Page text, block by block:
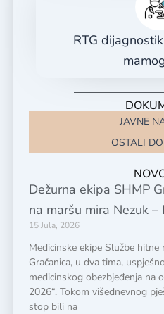
RTG
JAVNE
OSTALI
Dežurna ekipa SHMP
na maršu mira Nezuk –
15 Jula, 2026
Medicinske ekipe Službe hitne
Gračanica, u dva tima,
medicinskog obezbjeđenja na
2026“. Tokom višednevnog
stop bili na